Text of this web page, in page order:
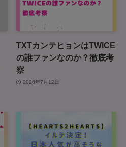
TXTカンテヒョンはTWICE
の誰ファンなのか？徹底考
察
2026年7月12日